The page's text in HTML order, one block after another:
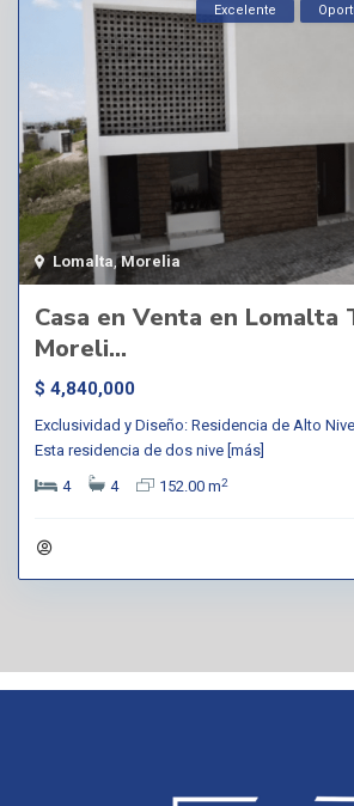
Lomalta,Morelia
Excelente
Casa en Venta en Lomalta
Moreli...
$ 4,840,000
Exclusividad y Diseño: Residencia de Alto
Esta residencia de dos nive [más]
4
4 152.00 m2